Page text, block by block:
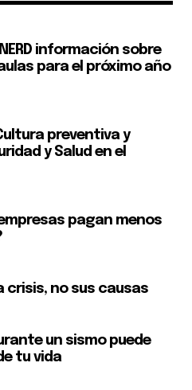
información sobre
para el próximo año
preventiva y
y Salud en el
pagan menos
crisis, no sus causas
un sismo puede
tu vida